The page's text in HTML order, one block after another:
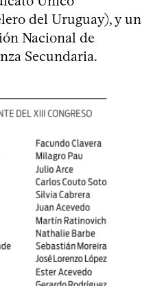
del Uruguay), y un
Nacional de
Secundaria.